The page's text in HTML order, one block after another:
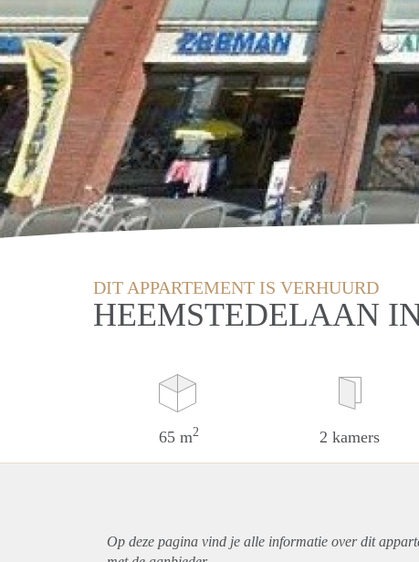
DIT APPARTEMENT IS VERHUURD
HEEMSTEDELAAN
65 m2 2 kamers
Op deze pagina vind je alle informatie over dit